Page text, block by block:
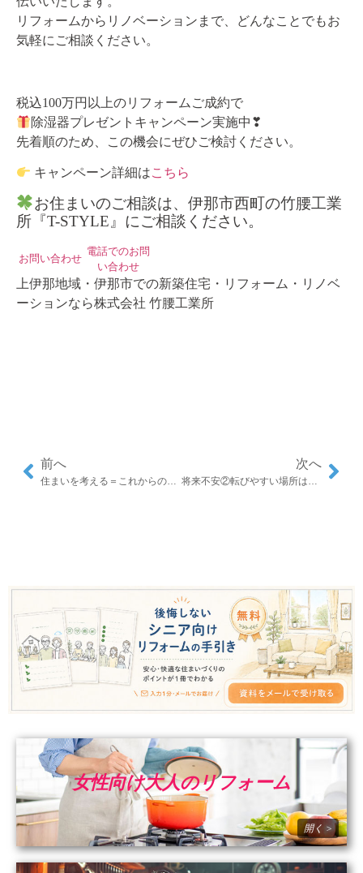
リフォームからリノベーションまで、どんなことでもお
気軽にご相談ください。
税込100万円以上のリフォームご成約で
除湿器プレゼントキャンペーン実施中❣
先着順のため、この機会にぜひご検討ください。
キャンペーン詳細はこちら
お住まいのご相談は、伊那市西町の竹腰工業
所『T-STYLE』にご相談ください。
お問い合わせ
電話でのお問
い合わせ
上伊那地域・伊那市での新築住宅・リフォーム・リノベ
ーションなら株式会社 竹腰工業所
前へ
住まいを考える＝これからの人生を整えること
次へ
将来不安②転びやすい場所は家の中に意外と多い
女性向け大人のリフォーム